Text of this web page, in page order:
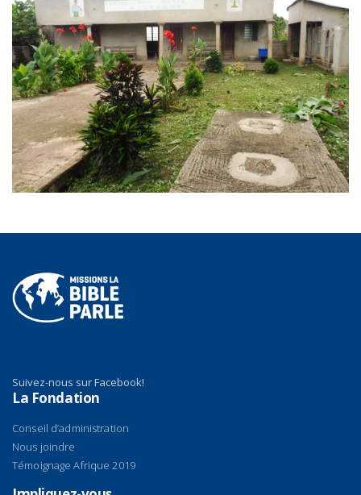
Suivez-nous sur Facebook!
La Fondation
Conseil d’administration
Nous joindre
Témoignage Afrique 2019